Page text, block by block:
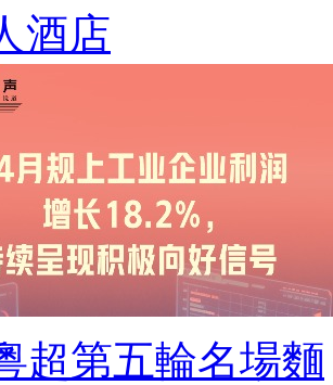
酒店
超第五輪名場麵